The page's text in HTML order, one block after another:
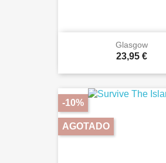
Glasgow
23,95 €
-10%
AGOTADO